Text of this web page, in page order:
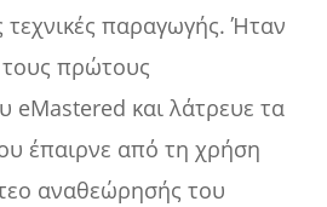
τεχνικές παραγωγής. Ήταν
πρώτους
eMastered και λάτρευε τα
έπαιρνε από τη χρήση
αναθεώρησής του